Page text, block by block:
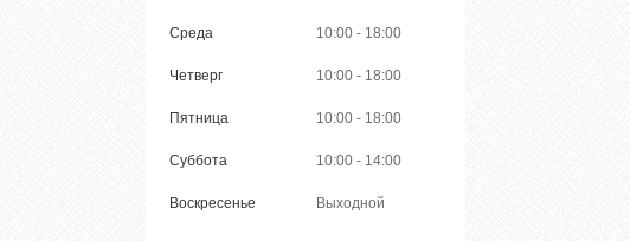
Среда 10:00 18:00
Четверг 10:00 18:00
Пятница 10:00 18:00
Суббота 10:00 14:00
Воскресенье Выходной